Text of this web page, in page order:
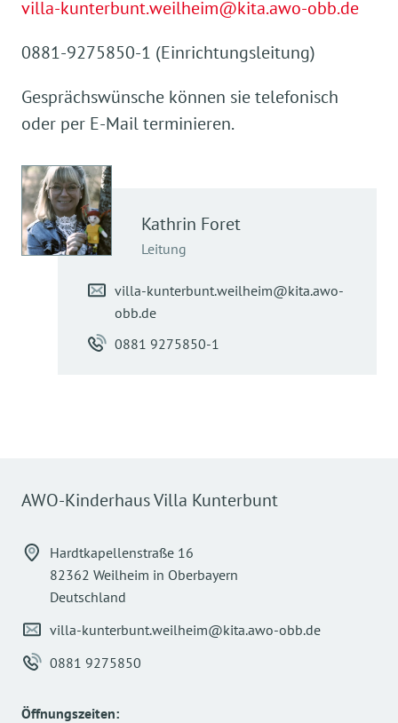
villa-kunterbunt.weilheim@kita.awo-obb.de
0881-9275850-1 (Einrichtungsleitung)
Gesprächswünsche können sie telefonisch
oder per E-Mail terminieren.
Kathrin Foret
Leitung
villa-kunterbunt.weilheim@kita.awo-
obb.de
0881 9275850-1
AWO-Kinderhaus Villa Kunterbunt
Hardtkapellenstraße 16
82362 Weilheim in Oberbayern
Deutschland
villa-kunterbunt.weilheim@kita.awo-obb.de
0881 9275850
Öffnungszeiten: